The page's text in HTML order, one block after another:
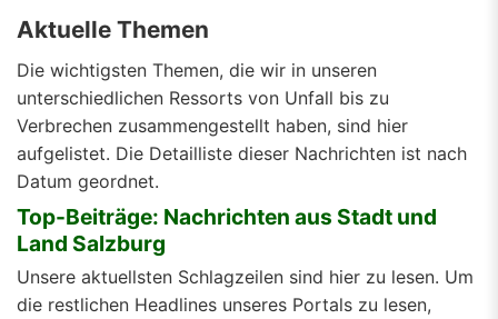
Aktuelle Themen
Die wichtigsten Themen, die wir in unseren
unterschiedlichen Ressorts von Unfall bis zu
Verbrechen zusammengestellt haben, sind hier
aufgelistet. Die Detailliste dieser Nachrichten ist nach
Datum geordnet.
Top-Beiträge: Nachrichten aus Stadt und
Land Salzburg
Unsere aktuellsten Schlagzeilen sind hier zu lesen. Um
die restlichen Headlines unseres Portals zu lesen,